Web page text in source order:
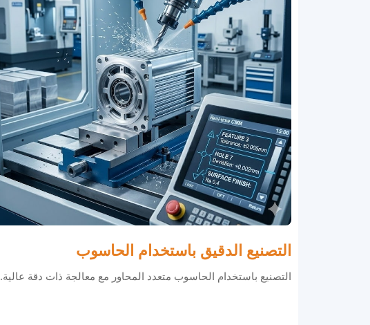
التصنيع الدقيق باستخدام الحاسوب
التصنيع باستخدام الحاسوب متعدد المحاور مع معالجة ذات دقة عالية.